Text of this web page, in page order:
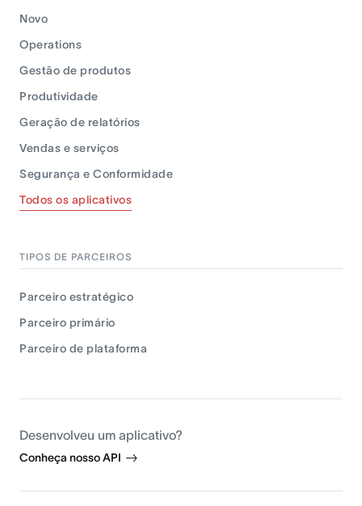
Novo
Operations
Gestão de produtos
Produtividade
Geração de relatórios
Vendas e serviços
Segurança e Conformidade
Todos os aplicativos
TIPOS DE PARCEIROS
Parceiro estratégico
Parceiro primário
Parceiro de plataforma
Desenvolveu um aplicativo?
Conheça nosso API